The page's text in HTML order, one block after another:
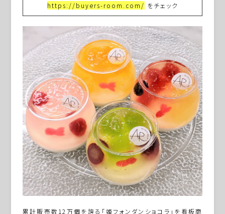
https://buyers-room.com/ をチェック
累計販売数12万個を誇る「姫フォンダンショコラ」を看板商